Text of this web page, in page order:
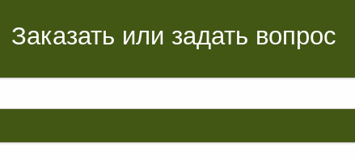
Заказать или задать вопрос